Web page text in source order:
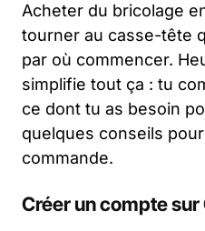
Acheter du bricolage
tourner au casse-tête
par où commencer.
simplifie tout ça : tu
ce dont tu as besoin
quelques conseils
commande.
Créer un compte sur